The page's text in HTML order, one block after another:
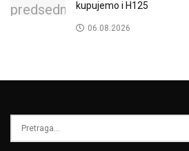
kupujemo i H125
06.08.2026